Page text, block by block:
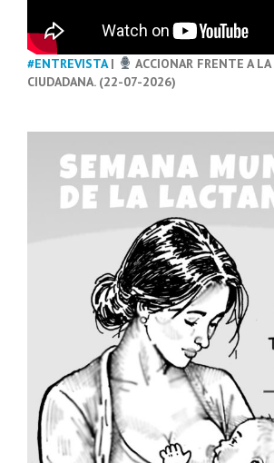
#ENTREVISTA|
ACCIONAR FRENTE A
CIUDADANA. (22-07-2026)